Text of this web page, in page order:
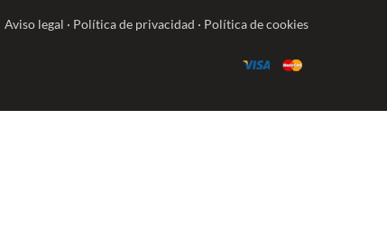
Aviso legal · Política de privacidad · Política de cookies